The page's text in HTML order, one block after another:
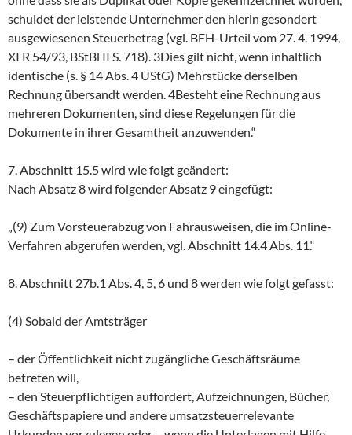
schuldet der leistende Unternehmer den hierin gesondert
ausgewiesenen Steuerbetrag (vgl. BFH-Urteil vom 27. 4. 1994,
XI R 54/93, BStBl II S. 718). 3Dies gilt nicht, wenn inhaltlich
identische (s. § 14 Abs. 4 UStG) Mehrstücke derselben
Rechnung übersandt werden. 4Besteht eine Rechnung aus
mehreren Dokumenten, sind diese Regelungen für die
Dokumente in ihrer Gesamtheit anzuwenden.“
7. Abschnitt 15.5 wird wie folgt geändert:
Nach Absatz 8 wird folgender Absatz 9 eingefügt:
„(9) Zum Vorsteuerabzug von Fahrausweisen, die im Online-
Verfahren abgerufen werden, vgl. Abschnitt 14.4 Abs. 11.“
8. Abschnitt 27b.1 Abs. 4, 5, 6 und 8 werden wie folgt gefasst:
(4) Sobald der Amtsträger
– der Öffentlichkeit nicht zugängliche Geschäftsräume
betreten will,
– den Steuerpflichtigen auffordert, Aufzeichnungen, Bücher,
Geschäftspapiere und andere umsatzsteuerrelevante